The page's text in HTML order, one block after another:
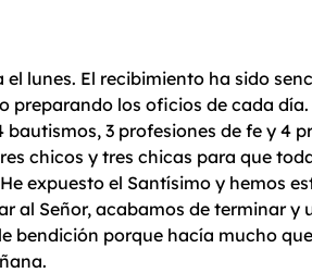
lunes. El recibimiento ha sido
los oficios de cada día.
3 profesiones de fe y 4
chicos y tres chicas para que
expuesto el Santísimo y hemos
al Señor, acabamos de terminar y
bendición porque hacía mucho